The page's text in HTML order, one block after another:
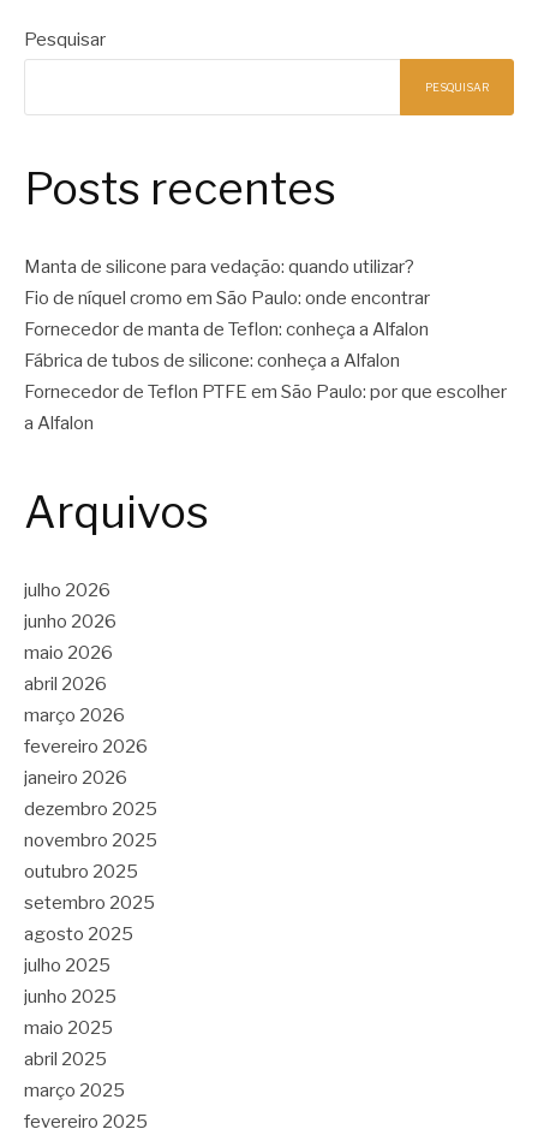
Pesquisar
PESQUISAR
Posts recentes
Manta de silicone para vedação: quando utilizar?
Fio de níquel cromo em São Paulo: onde encontrar
Fornecedor de manta de Teflon: conheça a Alfalon
Fábrica de tubos de silicone: conheça a Alfalon
Fornecedor de Teflon PTFE em São Paulo: por que escolher
a Alfalon
Arquivos
julho 2026
junho 2026
maio 2026
abril 2026
março 2026
fevereiro 2026
janeiro 2026
dezembro 2025
novembro 2025
outubro 2025
setembro 2025
agosto 2025
julho 2025
junho 2025
maio 2025
abril 2025
março 2025
fevereiro 2025